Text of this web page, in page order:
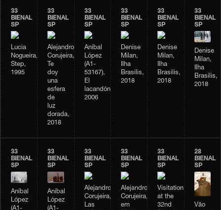
33
BIENAL
SP
Lucia
Nogueira,
Step,
1995
33
BIENAL
SP
Alejandro
Corujeira,
Te
doy
una
esfera
de
luz
dorada,
2018
33
BIENAL
SP
Aníbal
López
(A1-
53167),
El
lacandón,
2006
33
BIENAL
SP
Denise
Milan,
Ilha
Brasilis,
2018
33
BIENAL
SP
Denise
Milan,
Ilha
Brasilis,
2018
33
BIENAL
SP
Denise
Milan,
Ilha
Brasilis,
2018
33
BIENAL
SP
Aníbal
López
(A1-
33
BIENAL
SP
Aníbal
López
(A1-
33
BIENAL
SP
Alejandro
Corujeira,
Las
33
BIENAL
SP
Alejandro
Corujeira,
em
33
BIENAL
SP
Visitation
at the
32nd
28
BIENAL
SP
Vão